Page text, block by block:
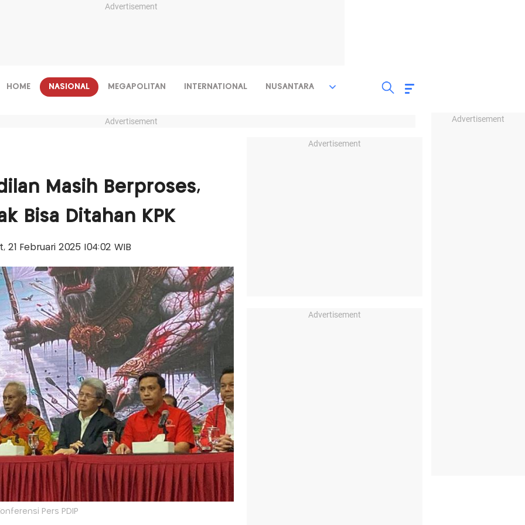
Advertisement
Advertisement
HOME NASIONAL MEGAPOLITAN INTERNATIONAL NUSANTARA
Advertisement
Masih Berproses,
Bisa Ditahan KPK
21 Februari 2025 |04:02 WIB
Pers PDIP
Advertisement
Advertisement